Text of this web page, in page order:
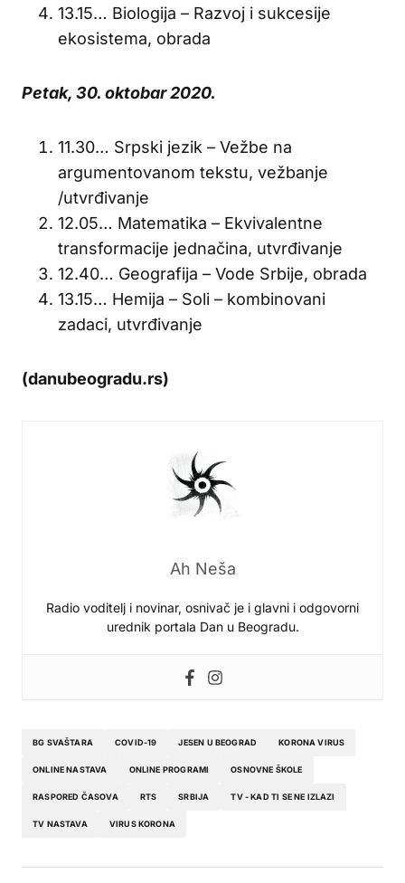
13.15… Biologija – Razvoj i sukcesije
ekosistema, obrada
Petak, 30. oktobar 2020.
11.30… Srpski jezik – Vežbe na
argumentovanom tekstu, vežbanje
/utvrđivanje
12.05… Matematika – Ekvivalentne
transformacije jednačina, utvrđivanje
12.40… Geografija – Vode Srbije, obrada
13.15… Hemija – Soli – kombinovani
zadaci, utvrđivanje
(danubeogradu.rs)
Ah Neša
Radio voditelj i novinar, osnivač je i glavni i odgovorni
urednik portala Dan u Beogradu.
BG SVAŠTARA COVID-19 JESEN U BEOGRAD KORONA VIRUS
ONLINE NASTAVA ONLINE PROGRAMI OSNOVNE ŠKOLE
RASPORED ČASOVA RTS SRBIJA TV - KAD TI SE NE IZLAZI
TV NASTAVA VIRUS KORONA